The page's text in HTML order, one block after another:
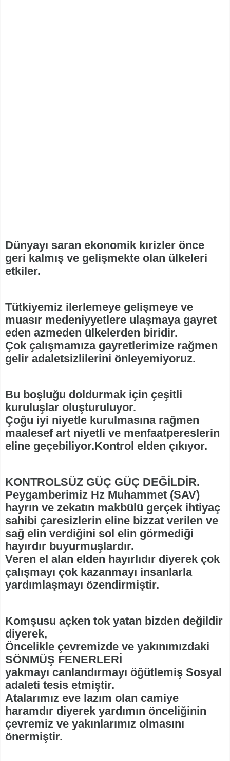
Dünyayı saran ekonomik kırizler önce
geri kalmış ve gelişmekte olan ülkeleri
etkiler.
Tütkiyemiz ilerlemeye gelişmeye ve
muasır medeniyyetlere ulaşmaya gayret
eden azmeden ülkelerden biridir.
Çok çalışmamıza gayretlerimize rağmen
gelir adaletsizlilerini önleyemiyoruz.
Bu boşluğu doldurmak için çeşitli
kuruluşlar oluşturuluyor.
Çoğu iyi niyetle kurulmasına rağmen
maalesef art niyetli ve menfaatpereslerin
eline geçebiliyor.Kontrol elden çıkıyor.
KONTROLSÜZ GÜÇ GÜÇ DEĞİLDİR.
Peygamberimiz Hz Muhammet (SAV)
hayrın ve zekatın makbülü gerçek ihtiyaç
sahibi çaresizlerin eline bizzat verilen ve
sağ elin verdiğini sol elin görmediği
hayırdır buyurmuşlardır.
Veren el alan elden hayırlıdır diyerek çok
çalışmayı çok kazanmayı insanlarla
yardımlaşmayı özendirmiştir.
Komşusu açken tok yatan bizden değildir
diyerek,
Öncelikle çevremizde ve yakınımızdaki
SÖNMÜŞ FENERLERİ
yakmayı canlandırmayı öğütlemiş Sosyal
adaleti tesis etmiştir.
Atalarımız eve lazım olan camiye
haramdır diyerek yardımın önceliğinin
çevremiz ve yakınlarımız olmasını
önermiştir.